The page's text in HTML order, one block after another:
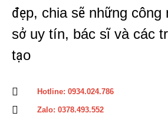
đẹp, chia sẽ những công
sở uy tín, bác sĩ và các
tạo
Hotline: 0934.024.786
Zalo: 0378.493.552